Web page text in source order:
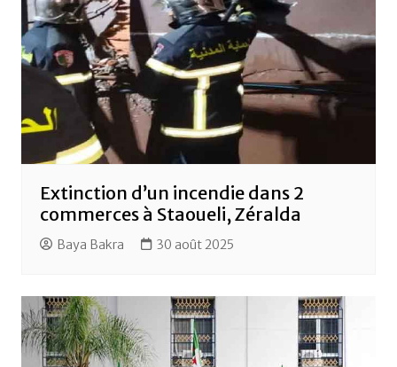
Extinction d’un incendie dans 2
commerces à Staoueli, Zéralda
Baya Bakra 30 août 2025